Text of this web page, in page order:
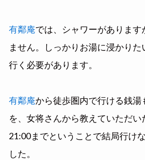
有鄰庵では、シャワーがあります
ません。しっかりお湯に浸かりた
行く必要があります。
有鄰庵から徒歩圏内で行ける銭湯
を、女将さんから教えていただい
21:00までということで結局行け
した。